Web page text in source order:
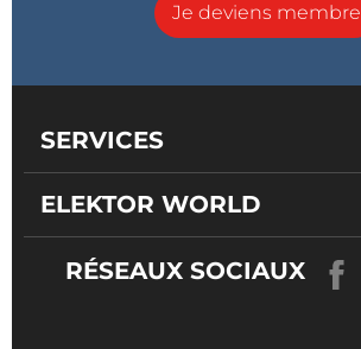
Je deviens membre
SERVICES
ELEKTOR WORLD
RÉSEAUX SOCIAUX